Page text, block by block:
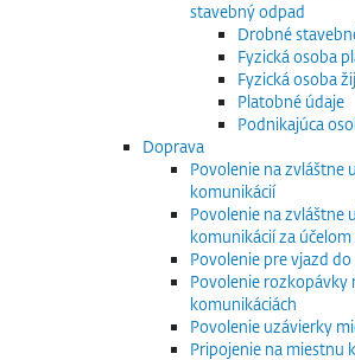
stavebný odpad
Drobné
Fyzická osoba
Fyzická osoba
Platobné údaje
Podnikajúca
Doprava
Povolenie na zvláštne
komunikácií
Povolenie na zvláštne
komunikácií za
Povolenie pre vjazd
Povolenie rozkopávky
komunikáciách
Povolenie uzávierky
Pripojenie na miestnu